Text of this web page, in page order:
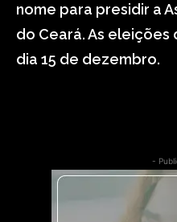
nome para presidir a
do Ceará. As
dia 15 de dezembro.
-